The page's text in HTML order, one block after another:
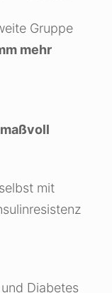
Gruppe
mehr
maßvoll
mit
Diabetes